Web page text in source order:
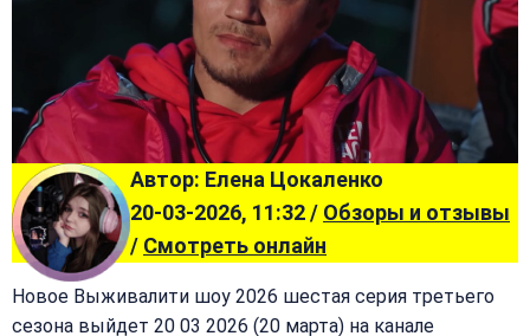
Автор: Елена Цокаленко
20-03-2026, 11:32 / Обзоры и отзывы
/ Смотреть онлайн
Новое Выживалити шоу 2026 шестая серия третьего
сезона выйдет 20 03 2026 (20 марта) на канале